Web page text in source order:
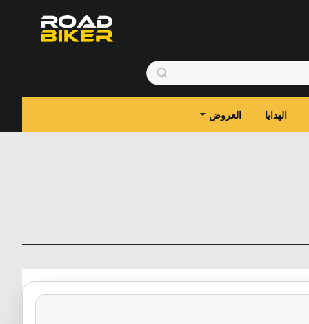
الهدايا العروض